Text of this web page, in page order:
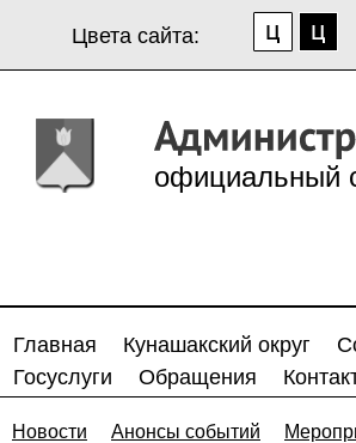
Цвета сайта:
официальный
Главная Кунашакский округ
Госуслуги
Обращения
Новости Анонсы событий